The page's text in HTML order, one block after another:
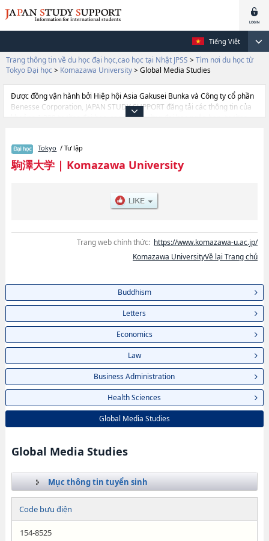
Tiếng Việt
Trang thông tin về du học đại học,cao học tại Nhật JPSS > Tìm nơi du học từ
Tokyo Đại học > Komazawa University> Global Media Studies
Được đồng vận hành bởi Hiệp hội Asia Gakusei Bunka và Công ty cổ phần
Benesse Corporation, JAPAN STUDY SUPPORT đăng tải các thông tin của
khoảng 1.300 trường đại học, cao học, trường đại học ngắn hạn, trường
cần thiết dành cho du học sinh, như là về các Ngành BuddhismhoặcNgành
LettershoặcNgành EconomicshoặcNgành LawhoặcNgành Business
AdministrationhoặcNgành Health ScienceshoặcNgành Global Media
số lượng tuyển sinh, số lượng trúng tuyển, cở sở trang thiết bị, hướng dẫn
Tokyo / Tư lập
駒澤大学| Komazawa University
Trang web chính thức: https://www.komazawa-u.ac.jp/
Komazawa UniversityVề lại Trang chủ
Buddhism
Letters
Economics
Law
Business Administration
Health Sciences
Global Media Studies
Global Media Studies
Mục thông tin tuyển sinh
Code bưu điện
154-8525